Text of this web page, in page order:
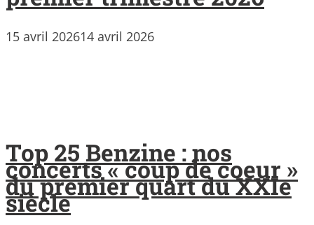
15 avril 202614 avril 2026
Top 25 Benzine : nos
concerts « coup de coeur »
du premier quart du XXIe
siècle